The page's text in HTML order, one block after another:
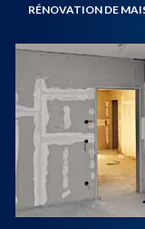
RÉNOVATION DE